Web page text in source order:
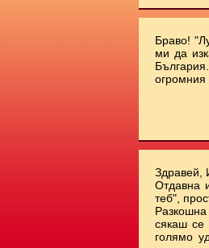
Браво!
ми да
огромния
Здравей,
Отдавна
теб",
сякаш се
голямо